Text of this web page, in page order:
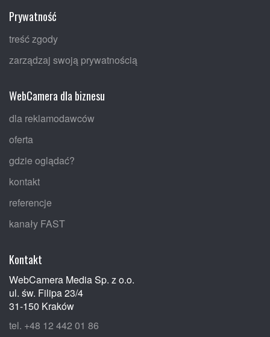
Prywatność
treść zgody
zarządzaj swoją prywatnością
WebCamera dla biznesu
dla reklamodawców
oferta
gdzie oglądać?
kontakt
referencje
kanały FAST
Kontakt
WebCamera Media Sp. z o.o.
ul. św. Filipa 23/4
31-150 Kraków
tel. +48 12 442 01 86